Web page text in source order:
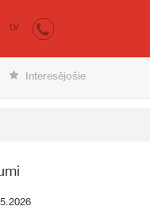
LV
Interesējošie